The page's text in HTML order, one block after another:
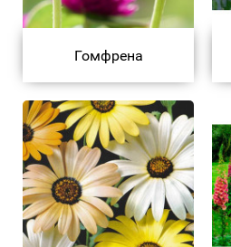
Гомфрена